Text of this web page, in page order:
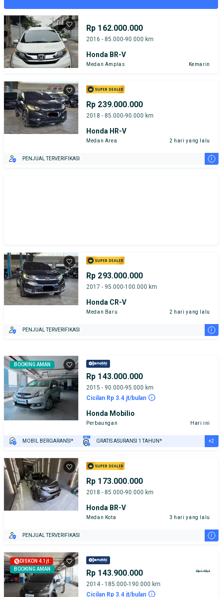
Rp 162.000.000
2016 - 85.000-90.000 km
Honda BR-V
Medan Amplas Kemarin
Rp 239.000.000
2018 - 85.000-90.000 km
Honda HR-V
Medan Area 2 hari yang lalu
PENJUAL TERVERIFIKASI i
Rp 293.000.000
2017 - 95.000-100.000 km
Honda CR-V
Medan Baru 2 hari yang lalu
PENJUAL TERVERIFIKASI i
BOOKING AMAN
Rp 143.000.000
2015 - 90.000-95.000 km
Cicilan Rp 3.4 jt/bulan
Honda Mobilio
Perbaungan Hari ini
MOBIL BERGARANSI* GRATIS ASURANSI 1 TAHUN* +2
Rp 173.000.000
2018 - 85.000-90.000 km
Honda BR-V
Medan Kota 3 hari yang lalu
PENJUAL TERVERIFIKASI i
DISKON 4.1jt
BOOKING AMAN
Rp 143.900.000 Rp148jt
2014 - 185.000-190.000 km
Cicilan Rp 3.4 jt/bulan